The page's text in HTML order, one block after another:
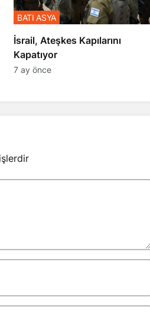
İsrail, Ateşkes Kapılarını
Kapatıyor
BATI ASYA
7 ay önce